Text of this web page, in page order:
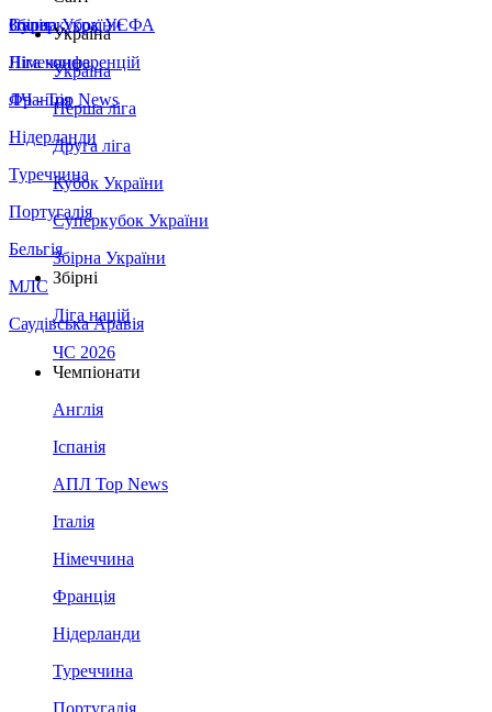
Збірна України
Італія
Німеччина
Франція
Нідерланди
Туреччина
Португалія
Бельгія
МЛС
Саудівська Аравія
Суперкубок УЄФА
Ліга конференцій
ЛЧ - Top News
Україна
Україна
Перша ліга
Друга ліга
Кубок України
Суперкубок України
Збірна України
Збірні
Ліга націй
ЧС 2026
Чемпіонати
Англія
Іспанія
АПЛ Top News
Італія
Німеччина
Франція
Нідерланди
Туреччина
Португалія